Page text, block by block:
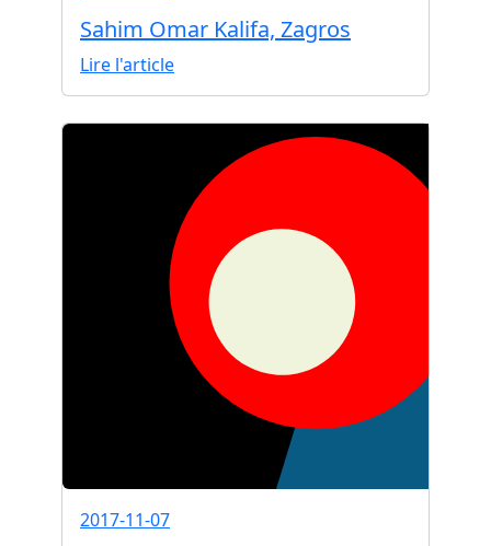
Sahim Omar Kalifa, Zagros
Lire l'article
2017-11-07